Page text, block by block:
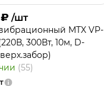
₽ /шт
MTX VP-
300Вт, 10м, D-
(55)